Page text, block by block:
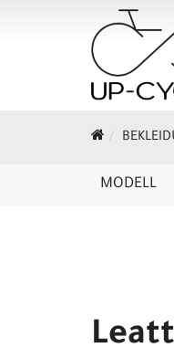
MODELL